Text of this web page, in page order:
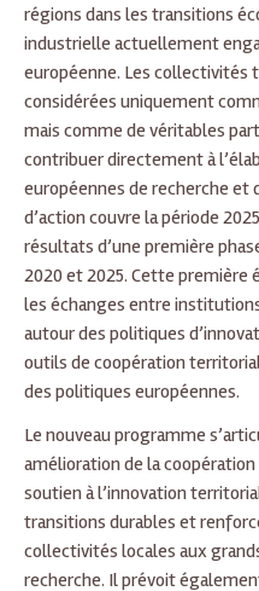
régions dans les transitions
industrielle actuellement
européenne. Les collectivités
considérées uniquement
mais comme de véritables
contribuer directement à
européennes de recherche et
d’action couvre la période
résultats d’une première
2020 et 2025. Cette première
les échanges entre
autour des politiques
outils de coopération
des politiques européennes.
Le nouveau programme
amélioration de la
soutien à l’innovation
transitions durables et
collectivités locales aux
recherche. Il prévoit